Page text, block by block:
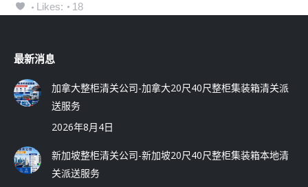
Likes: 18
最新消息
加拿大整柜清关公司-加拿大20尺40尺整柜集装箱清关派
送服务
2026年8月4日
新加坡整柜清关公司-新加坡20尺40尺整柜集装箱本地清
关派送服务